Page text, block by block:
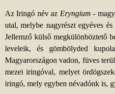
Az Iringó név az Eryngium -
utal, melybe nagyrészt egyéves
Jellemző külső megkülönböztető
leveleik, és gömbölyded
Magyarországon vadon, füves
mezei iringóval, melyet
iringó, mely egyben névadónk is,